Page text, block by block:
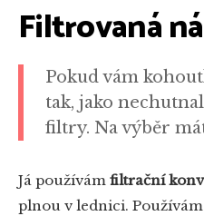
Filtrovaná
Pokud vám
tak, jako
filtry. Na výběr
Já používám filtrační
plnou v lednici.